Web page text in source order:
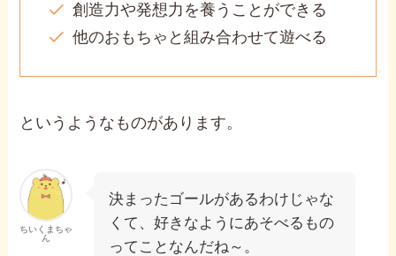
創造力や発想力を養うことができる
他のおもちゃと組み合わせて遊べる
というようなものがあります。
ちいくまちゃ
ん
決まったゴールがあるわけじゃな
くて、好きなようにあそべるもの
ってことなんだね～。